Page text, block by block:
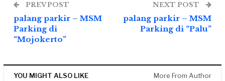
PREV POST
palang parkir – MSM
Parking di
“Mojokerto”
NEXT POST
palang parkir – MSM
Parking di “Palu”
YOU MIGHT ALSO LIKE More From Author